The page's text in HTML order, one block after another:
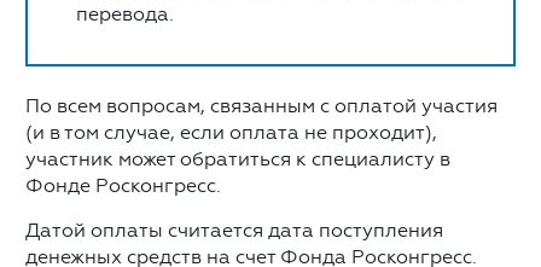
перевода.
По всем вопросам, связанным с оплатой участия
(и в том случае, если оплата не проходит),
участник может обратиться к специалисту в
Фонде Росконгресс.
Датой оплаты считается дата поступления
денежных средств на счет Фонда Росконгресс.